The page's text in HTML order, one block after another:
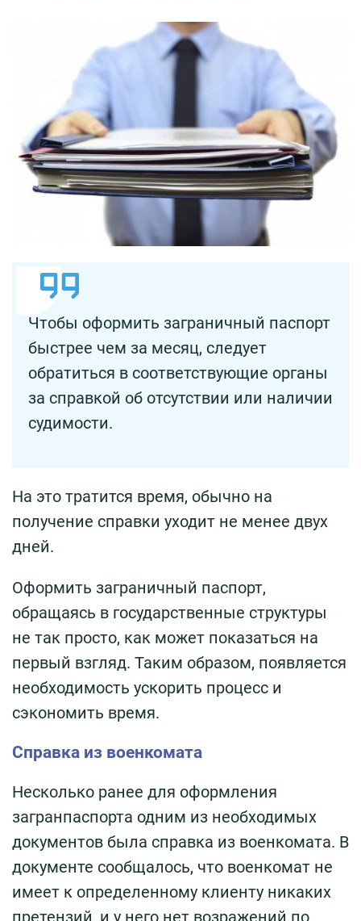
Чтобы оформить заграничный паспорт
быстрее чем за месяц, следует
обратиться в соответствующие органы
за справкой об отсутствии или наличии
судимости.
На это тратится время, обычно на
получение справки уходит не менее двух
дней.
Оформить заграничный паспорт,
обращаясь в государственные структуры
не так просто, как может показаться на
первый взгляд. Таким образом, появляется
необходимость ускорить процесс и
сэкономить время.
Справка из военкомата
Несколько ранее для оформления
загранпаспорта одним из необходимых
документов была справка из военкомата. В
документе сообщалось, что военкомат не
имеет к определенному клиенту никаких